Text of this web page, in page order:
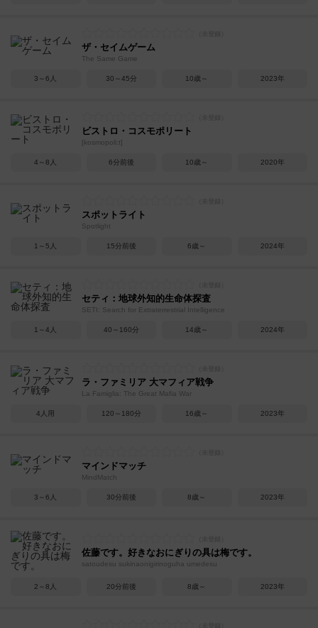
ザ・セイムゲーム
The Same Game
3～6人 30～45分 10歳～ 2023年
ビストロ・コスモポリート
[kosmopoli:t]
4～8人 6分前後 10歳～ 2020年
スポットライト
Spotlight
1～5人 15分前後 6歳～ 2024年
セティ：地球外知的生命体探査
SETI: Search for Extraterrestrial Intelligence
1～4人 40～160分 14歳～ 2024年
ラ・ファミリア 大マフィア戦争
La Famiglia: The Great Mafia War
4人用 120～180分 16歳～ 2023年
マインドマッチ
MindMatch
3～6人 30分前後 8歳～ 2023年
佐藤です。好きなおにぎりの具は梅です。
satoudesu sukinaonigirinoguha umedesu
2～8人 20分前後 8歳～ 2023年